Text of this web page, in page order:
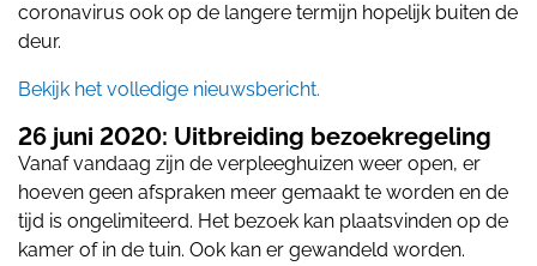
coronavirus ook op de langere termijn hopelijk buiten de
deur.
Bekijk het volledige nieuwsbericht.
26 juni 2020: Uitbreiding bezoekregeling
Vanaf vandaag zijn de verpleeghuizen weer open, er
hoeven geen afspraken meer gemaakt te worden en de
tijd is ongelimiteerd. Het bezoek kan plaatsvinden op de
kamer of in de tuin. Ook kan er gewandeld worden.